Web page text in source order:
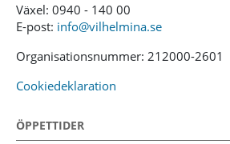
Växel: 0940 - 140 00
E-post: info@vilhelmina.se
Organisationsnummer: 212000-2601
Cookiedeklaration
ÖPPETTIDER